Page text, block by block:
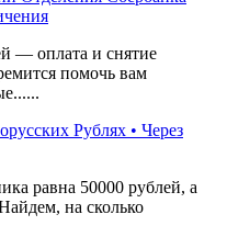
— оплата и снятие
помочь вам
Рублях • Через
равна 50000 рублей, а
на сколько